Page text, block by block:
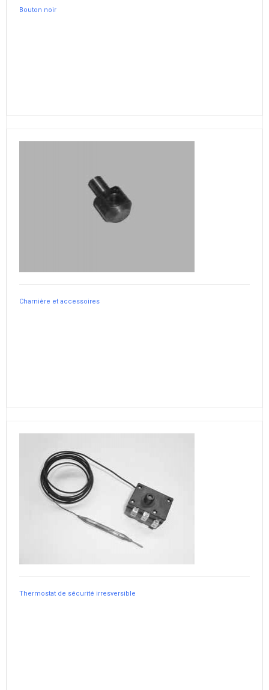
Bouton noir
Charnière et accessoires
Thermostat de sécurité irresversible